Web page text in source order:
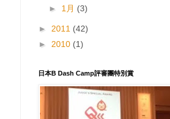
► 1月 (3)
► 2011 (42)
► 2010 (1)
日本B Dash Camp評審團特別賞